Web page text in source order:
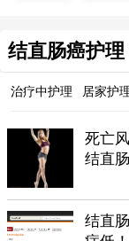
结直肠癌护理
治疗中护理 居家护
死亡
结直
结直